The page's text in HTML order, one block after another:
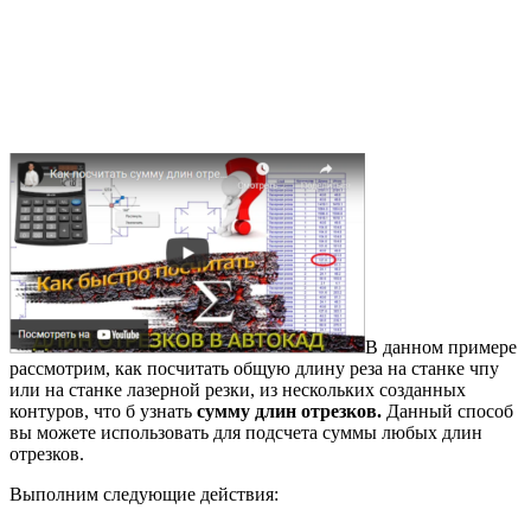
В данном примере
рассмотрим, как посчитать общую длину реза на станке чпу
или на станке лазерной резки, из нескольких созданных
контуров, что б узнать сумму длин отрезков. Данный способ
вы можете использовать для подсчета суммы любых длин
отрезков.
Выполним следующие действия: